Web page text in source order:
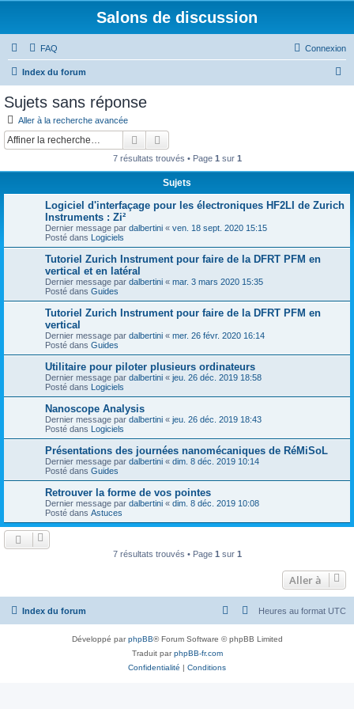
Salons de discussion
FAQ Connexion
Index du forum
Sujets sans réponse
Aller à la recherche avancée
Rechercher
7 résultats trouvés • Page 1 sur 1
Sujets
Logiciel d'interfaçage pour les électroniques HF2LI de Zurich
Instruments : Zi²
Dernier message par dalbertini « ven. 18 sept. 2020 15:15
Posté dans Logiciels
Tutoriel Zurich Instrument pour faire de la DFRT PFM en
vertical et en latéral
Dernier message par dalbertini « mar. 3 mars 2020 15:35
Posté dans Guides
Tutoriel Zurich Instrument pour faire de la DFRT PFM en
vertical
Dernier message par dalbertini « mer. 26 févr. 2020 16:14
Posté dans Guides
Utilitaire pour piloter plusieurs ordinateurs
Dernier message par dalbertini « jeu. 26 déc. 2019 18:58
Posté dans Logiciels
Nanoscope Analysis
Dernier message par dalbertini « jeu. 26 déc. 2019 18:43
Posté dans Logiciels
Présentations des journées nanomécaniques de RéMiSoL
Dernier message par dalbertini « dim. 8 déc. 2019 10:14
Posté dans Guides
Retrouver la forme de vos pointes
Dernier message par dalbertini « dim. 8 déc. 2019 10:08
Posté dans Astuces
7 résultats trouvés • Page 1 sur 1
Aller à
Index du forum Heures au format UTC
Développé parphpBB® Forum Software © phpBB Limited
Traduit parphpBB-fr.com
Confidentialité | Conditions